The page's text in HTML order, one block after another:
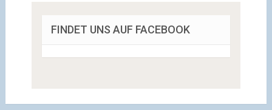
FINDET UNS AUF FACEBOOK